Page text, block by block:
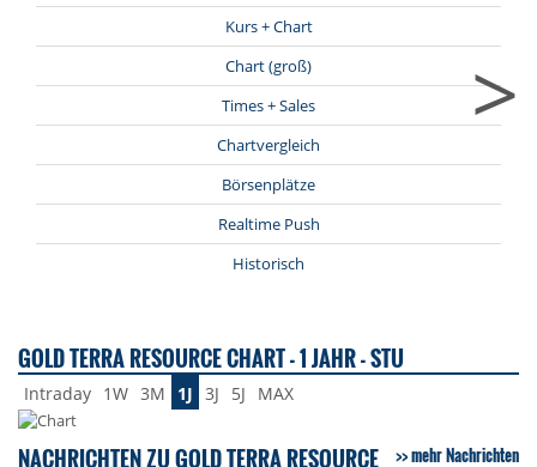
Kurs + Chart
Chart (groß)
Times + Sales
Chartvergleich
Börsenplätze
Realtime Push
Historisch
>
GOLD TERRA RESOURCE CHART - 1 JAHR - STU
Intraday 1W 3M 1J 3J 5J MAX
NACHRICHTEN ZU GOLD TERRA RESOURCE mehr Nachrichten